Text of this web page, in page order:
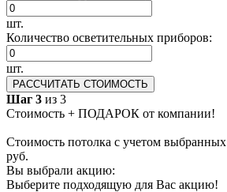
шт.
Количество осветительных приборов:
шт.
РАССЧИТАТЬ СТОИМОСТЬ
Шаг 3 из 3
Стоимость + ПОДАРОК от компании!
Стоимость потолка с учетом
руб.
Вы выбрали акцию:
Выберите подходящую для Вас акцию!